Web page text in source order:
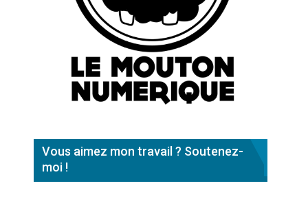
Vous aimez mon travail ? Soutenez-
moi !